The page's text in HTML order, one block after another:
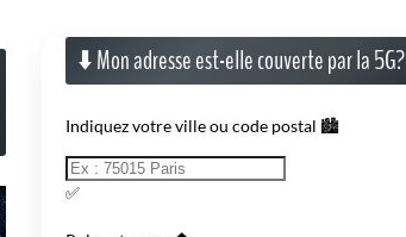
⬇️ Mon adresse est-elle couverte par la 5G?
Indiquez votre ville ou code postal 🏙️
✅